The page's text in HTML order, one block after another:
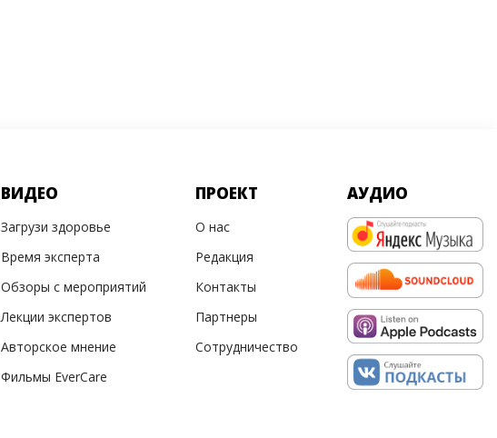
ВИДЕО
Загрузи здоровье
Время эксперта
Обзоры с мероприятий
Лекции экспертов
Авторское мнение
Фильмы EverCare
ПРОЕКТ
О нас
Редакция
Контакты
Партнеры
Сотрудничество
АУДИО